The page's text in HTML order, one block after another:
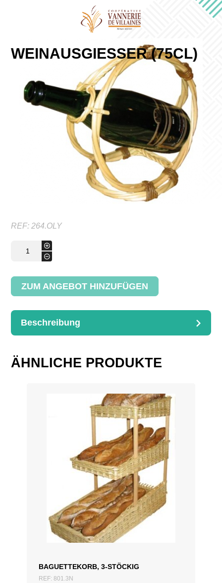
WEINAUSGIESSER (75CL)
REF:264.OLY
-
Weinausgießer
(75cl)
+
ZUM ANGEBOT HINZUFÜGEN
Beschreibung
ÄHNLICHE PRODUKTE
BAGUETTEKORB, 3-STÖCKIG
REF: 801.3N
ZUM ANGEBOT HINZUFÜGEN